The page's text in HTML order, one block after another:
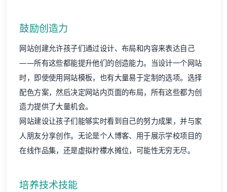
鼓励创造力
网站创建允许孩子们通过设计、布局和内容来表达自己
——所有这些都能提升他们的创造能力。当设计一个网站
时，即使使用网站模板，也有大量易于定制的选项。选择
配色方案，然后决定网站内页面的布局，所有这些都为创
造力提供了大量机会。
网站建设让孩子们能够实时看到自己的努力成果，并与家
人朋友分享创作。无论是个人博客、用于展示学校项目的
在线作品集，还是虚拟柠檬水摊位，可能性无穷无尽。
培养技术技能